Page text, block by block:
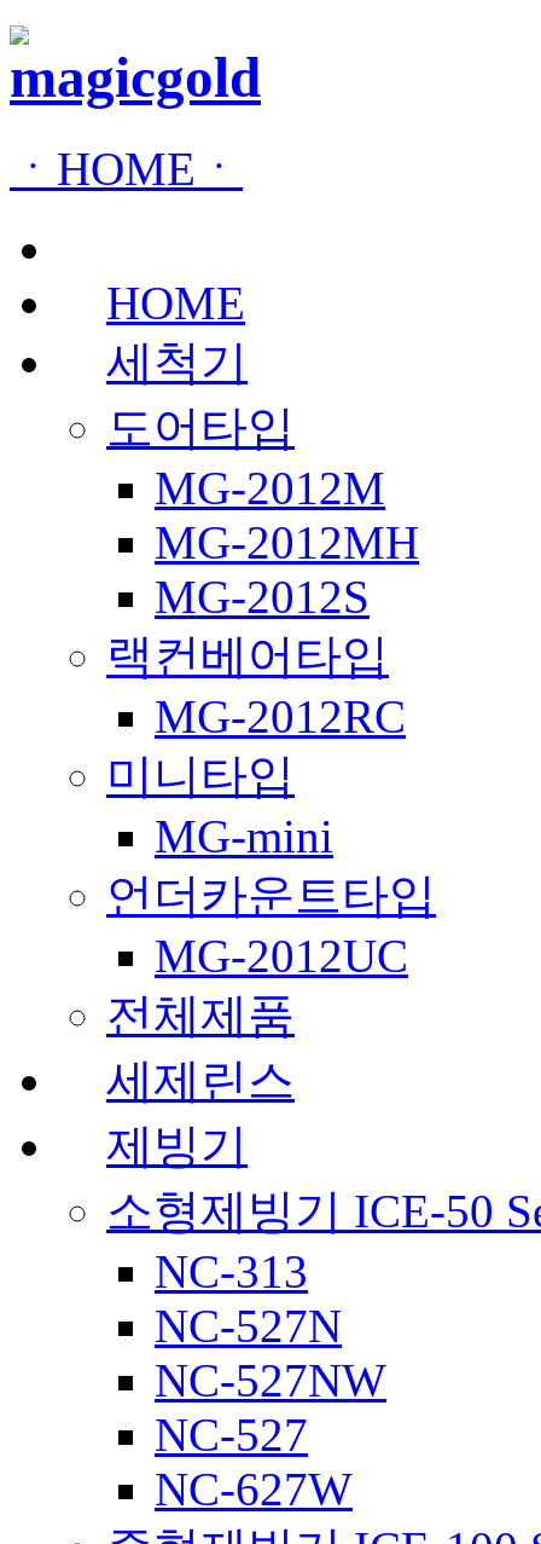
ㆍHOMEㆍ
HOME
세척기
도어타입
MG-2012M
MG-2012MH
MG-2012S
랙컨베어타입
MG-2012RC
미니타입
MG-mini
언더카운트타입
MG-2012UC
전체제품
세제린스
제빙기
소형제빙기 ICE-50
NC-313
NC-527N
NC-527NW
NC-527
NC-627W